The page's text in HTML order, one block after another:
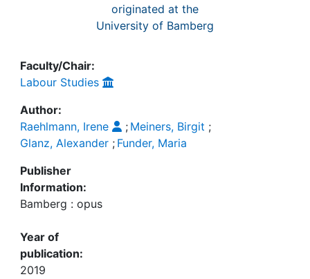
originated at the
University of Bamberg
Faculty/Chair:
Labour Studies
Author:
Raehlmann, Irene
; Meiners, Birgit ;
Glanz, Alexander ; Funder, Maria
Publisher
Information:
Bamberg : opus
Year of
publication:
2019